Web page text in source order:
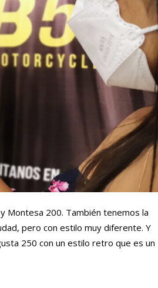
Montesa 200. También tenemos la
pero con estilo muy diferente. Y
250 con un estilo retro que es un